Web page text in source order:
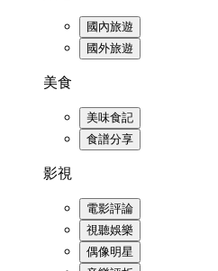
國內旅遊
國外旅遊
美食
美味食記
食譜分享
影視
電影評論
視聽娛樂
偶像明星